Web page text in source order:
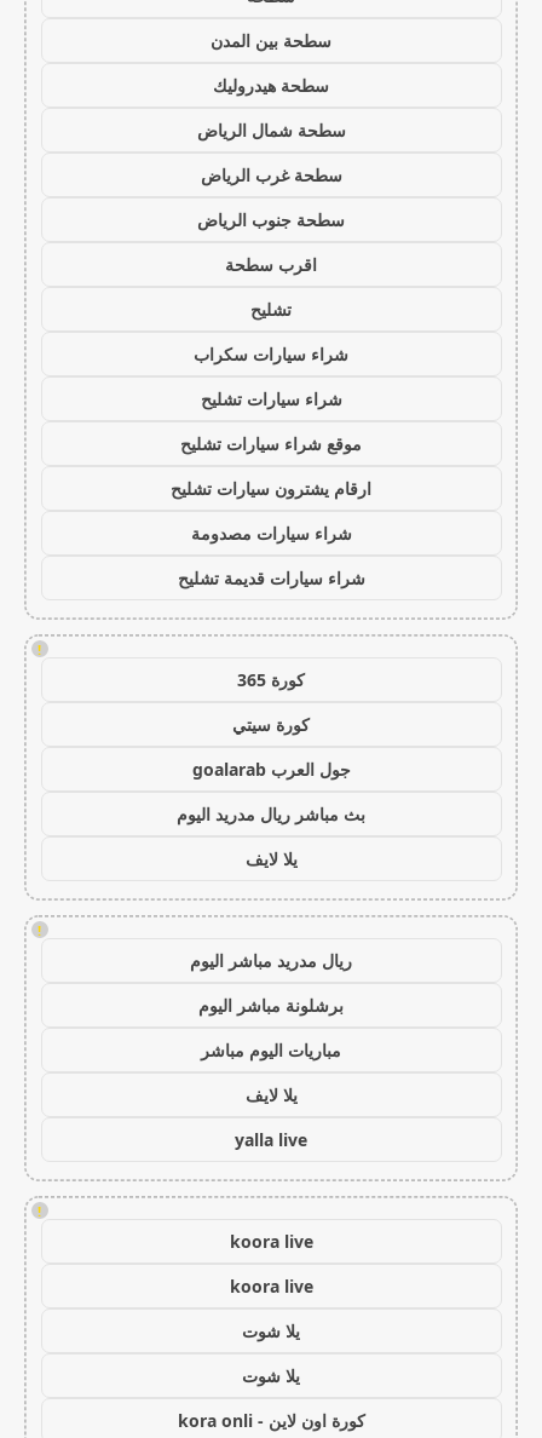
سطحة بين المدن
سطحة هيدروليك
سطحة شمال الرياض
سطحة غرب الرياض
سطحة جنوب الرياض
اقرب سطحة
تشليح
شراء سيارات سكراب
شراء سيارات تشليح
موقع شراء سيارات تشليح
ارقام يشترون سيارات تشليح
شراء سيارات مصدومة
شراء سيارات قديمة تشليح
!
كورة 365
كورة سيتي
جول العرب goalarab
بث مباشر ريال مدريد اليوم
يلا لايف
!
ريال مدريد مباشر اليوم
برشلونة مباشر اليوم
مباريات اليوم مباشر
يلا لايف
yalla live
!
koora live
koora live
يلا شوت
يلا شوت
كورة اون لاين - kora onli